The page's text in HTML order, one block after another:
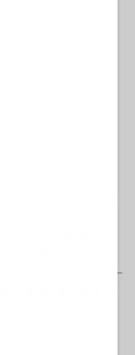
7 del Codice
delimitare aree con
interesse
esteso queste
storico.
SGOMINATA LA "BANDA DEL
nell'ambito di un'attività